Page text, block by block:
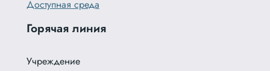
Доступная среда
Горячая линия
Учреждение